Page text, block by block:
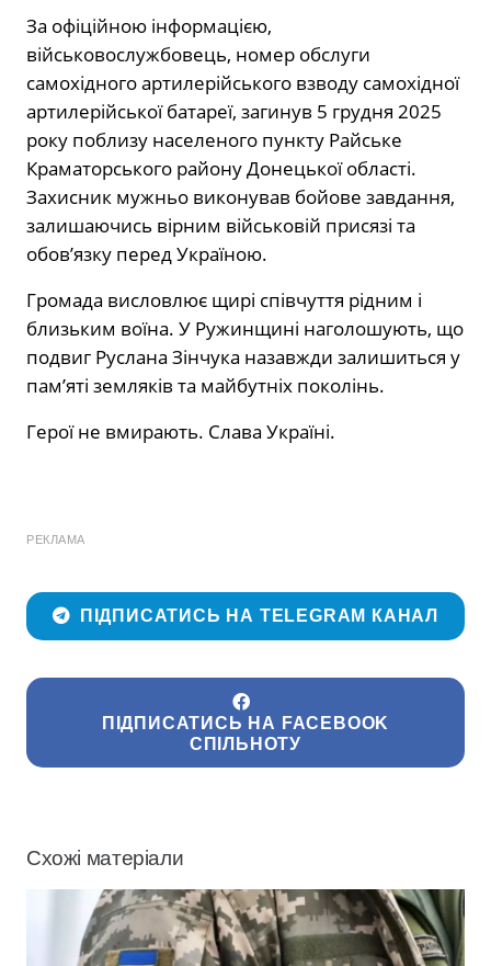
За офіційною інформацією,
військовослужбовець, номер обслуги
самохідного артилерійського взводу самохідної
артилерійської батареї, загинув 5 грудня 2025
року поблизу населеного пункту Райське
Краматорського району Донецької області.
Захисник мужньо виконував бойове завдання,
залишаючись вірним військовій присязі та
обов’язку перед Україною.
Громада висловлює щирі співчуття рідним і
близьким воїна. У Ружинщині наголошують, що
подвиг Руслана Зінчука назавжди залишиться у
пам’яті земляків та майбутніх поколінь.
Герої не вмирають. Слава Україні.
РЕКЛАМА
ПІДПИСАТИСЬ НА TELEGRAM КАНАЛ
ПІДПИСАТИСЬ НА FACEBOOK
СПІЛЬНОТУ
Схожі матеріали